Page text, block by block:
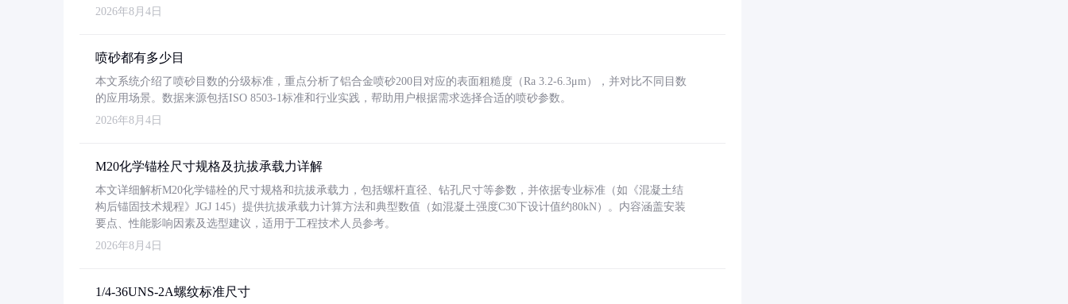
2026年8月4日
喷砂都有多少目
本文系统介绍了喷砂目数的分级标准，重点分析了铝合金喷砂200目对应的表面粗糙度（Ra 3.2-6.3μm），并对比不同目数
的应用场景。数据来源包括ISO 8503-1标准和行业实践，帮助用户根据需求选择合适的喷砂参数。
2026年8月4日
M20化学锚栓尺寸规格及抗拔承载力详解
本文详细解析M20化学锚栓的尺寸规格和抗拔承载力，包括螺杆直径、钻孔尺寸等参数，并依据专业标准（如《混凝土结
构后锚固技术规程》JGJ 145）提供抗拔承载力计算方法和典型数值（如混凝土强度C30下设计值约80kN）。内容涵盖安装
要点、性能影响因素及选型建议，适用于工程技术人员参考。
2026年8月4日
1/4-36UNS-2A螺纹标准尺寸